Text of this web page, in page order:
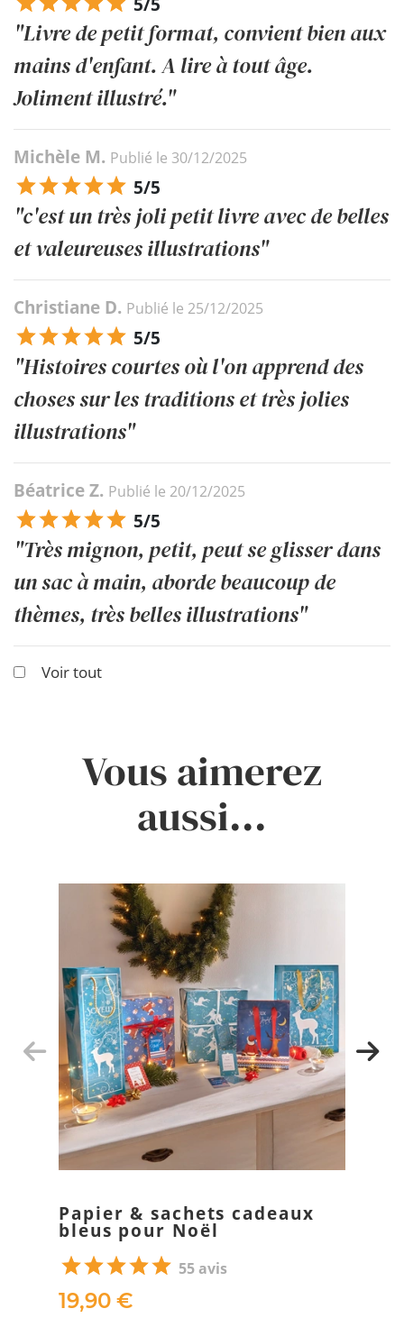
"Livre de petit format, convient bien aux
mains d'enfant. A lire à tout âge.
Joliment illustré."
Michèle M. Publié le 30/12/2025
5/5
"c'est un très joli petit livre avec de belles
et valeureuses illustrations"
Christiane D. Publié le 25/12/2025
5/5
"Histoires courtes où l'on apprend des
choses sur les traditions et très jolies
illustrations"
Béatrice Z. Publié le 20/12/2025
5/5
"Très mignon, petit, peut se glisser dans
un sac à main, aborde beaucoup de
thèmes, très belles illustrations"
Voir tout
Vous aimerez
aussi...
Papier & sachets cadeaux
bleus pour Noël
55 avis
19,90 €